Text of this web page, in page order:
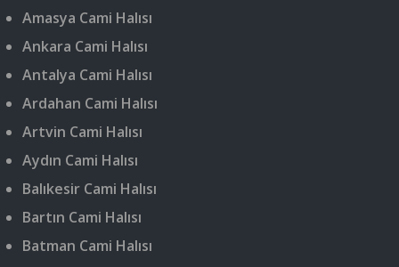
Amasya Cami Halısı
Ankara Cami Halısı
Antalya Cami Halısı
Ardahan Cami Halısı
Artvin Cami Halısı
Aydın Cami Halısı
Balıkesir Cami Halısı
Bartın Cami Halısı
Batman Cami Halısı